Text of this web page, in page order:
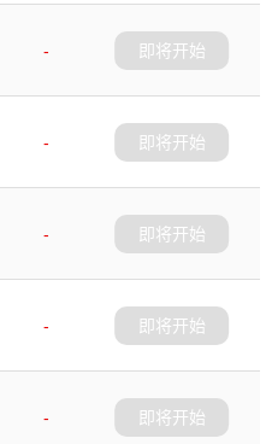
-
即将开始
-
即将开始
-
即将开始
-
即将开始
-
即将开始